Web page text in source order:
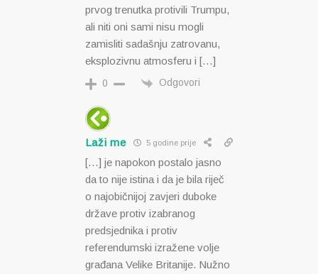
prvog trenutka protivili Trumpu,
ali niti oni sami nisu mogli
zamisliti sadašnju zatrovanu,
eksplozivnu atmosferu i […]
0 Odgovori
Laži me 5 godine prije
[…] je napokon postalo jasno
da to nije istina i da je bila riječ
o najobičnijoj zavjeri duboke
države protiv izabranog
predsjednika i protiv
referendumski izražene volje
građana Velike Britanije. Nužno